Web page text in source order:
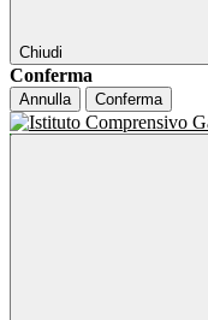
Chiudi
Conferma
Annulla Conferma